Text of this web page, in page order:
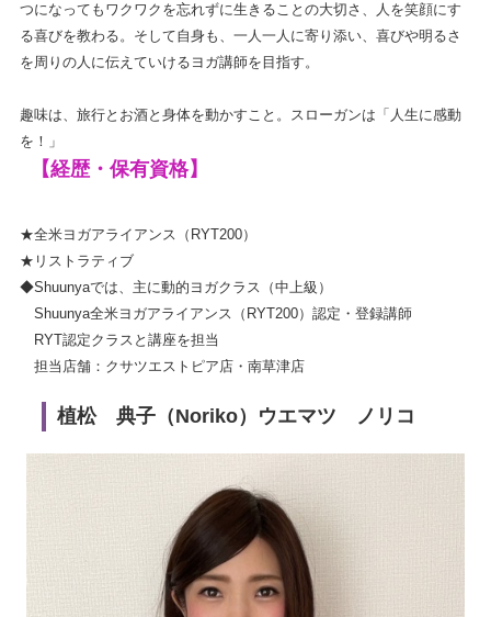
つになってもワクワクを忘れずに生きることの大切さ、人を笑顔にす
る喜びを教わる。そして自身も、一人一人に寄り添い、喜びや明るさ
を周りの人に伝えていけるヨガ講師を目指す。
趣味は、旅行とお酒と身体を動かすこと。スローガンは「人生に感動
を！」
【経歴・保有資格】
★全米ヨガアライアンス（RYT200）
★リストラティブ
◆Shuunyaでは、主に動的ヨガクラス（中上級）
Shuunya全米ヨガアライアンス（RYT200）認定・登録講師
RYT認定クラスと講座を担当
担当店舗：クサツエストピア店・南草津店
植松 典子（Noriko）ウエマツ ノリコ